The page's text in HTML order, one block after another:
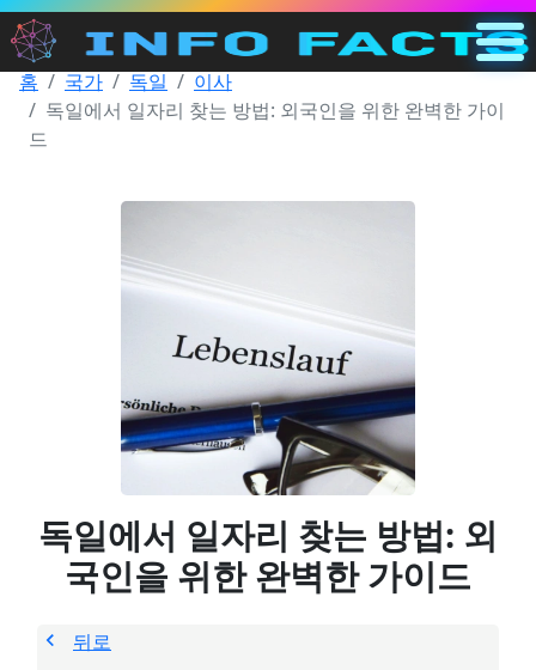
홈 국가 독일
이사
독일에서 일자리 찾는 방법: 외국인을 위한 완벽한 가이
드
독일에서 일자리 찾는 방법: 외
국인을 위한 완벽한 가이드
뒤로